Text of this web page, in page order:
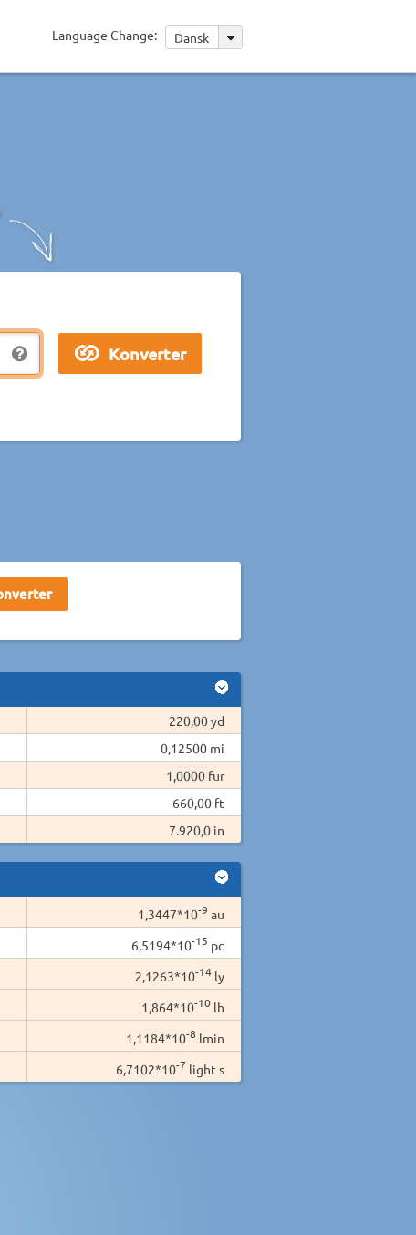
Language Change: Dansk
220,00 yd
0,12500 mi
1,0000 fur
660,00 ft
7.920,0 in
1,3447*10-9 au
6,5194*10-15 pc
2,1263*10-14ly
1,864*10-10 lh
1,1184*10-8 lmin
6,7102*10-7 light s